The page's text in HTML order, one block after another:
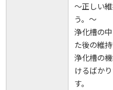
～正しい
う。～
浄化槽の
た後の維
浄化槽の
けるばか
す。